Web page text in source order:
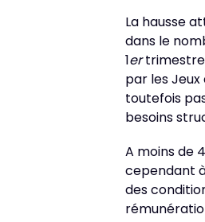
La hausse
dans le
1ertrimestre
par les
toutefois
besoins
A moins de
cependant
des